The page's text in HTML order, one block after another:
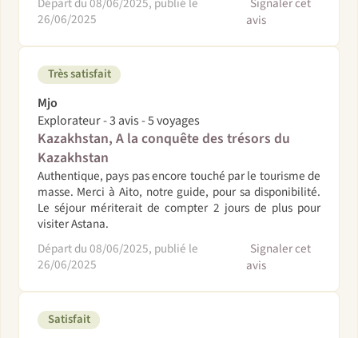
26/06/2025
avis
Très satisfait
Mjo
Explorateur - 3 avis - 5 voyages
Kazakhstan, A la conquête des trésors du
Kazakhstan
Authentique, pays pas encore touché par le tourisme de
masse. Merci à Aito, notre guide, pour sa disponibilité.
Le séjour mériterait de compter 2 jours de plus pour
visiter Astana.
Départ du 08/06/2025, publié le
26/06/2025
Signaler cet
avis
Satisfait